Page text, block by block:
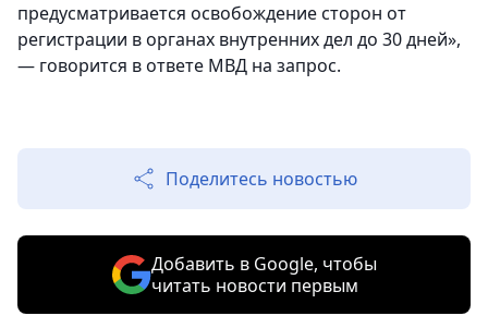
предусматривается освобождение сторон от
регистрации в органах внутренних дел до 30 дней»,
— говорится в ответе МВД на запрос.
Поделитесь новостью
Добавить в Google, чтобы
читать новости первым